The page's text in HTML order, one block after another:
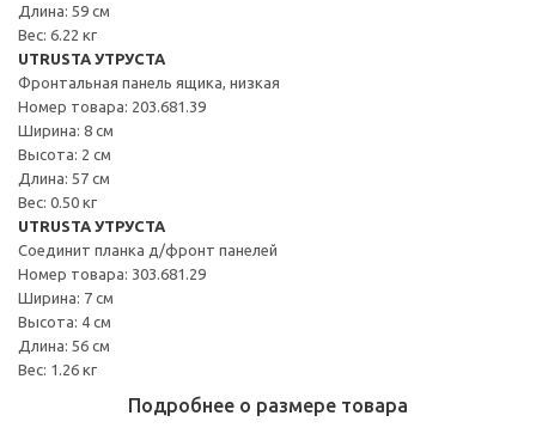
Длина: 59 см
Вес: 6.22 кг
UTRUSTA УТРУСТА
Фронтальная панель ящика, низкая
Номер товара: 203.681.39
Ширина: 8 см
Высота: 2 см
Длина: 57 см
Вес: 0.50 кг
UTRUSTA УТРУСТА
Соединит планка д/фронт панелей
Номер товара: 303.681.29
Ширина: 7 см
Высота: 4 см
Длина: 56 см
Вес: 1.26 кг
Подробнее о размере товара